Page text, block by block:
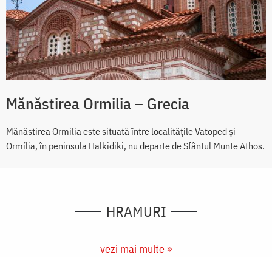
Mănăstirea Ormilia – Grecia
Mănăstirea Ormilia este situată între localitățile Vatoped și
Ormília, în peninsula Halkidiki, nu departe de Sfântul Munte Athos.
HRAMURI
vezi mai multe »